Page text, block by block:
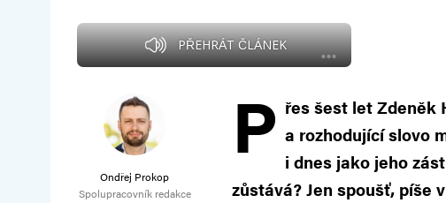
PŘEHRÁT ČLÁNEK
Ondřej Prokop
Spolupracovník redakce
P řes šest let Zdeněk
a rozhodující slovo
i dnes jako jeho
zůstává? Jen spoušť, píše